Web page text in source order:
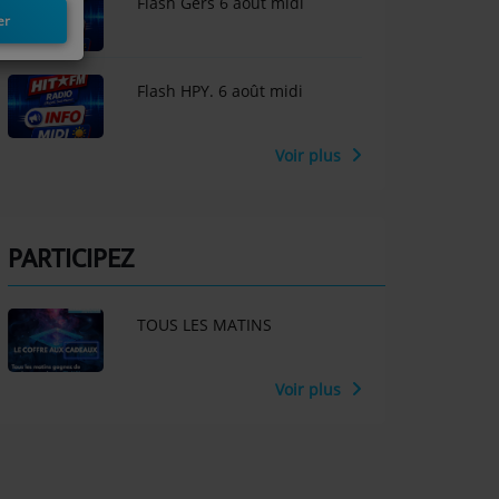
Flash HPY. 6 août midi
Voir plus
PARTICIPEZ
TOUS LES MATINS
Voir plus